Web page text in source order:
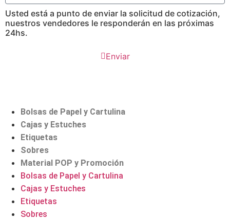
Usted está a punto de enviar la solicitud de cotización,
nuestros vendedores le responderán en las próximas
24hs.
Enviar
Bolsas de Papel y Cartulina
Cajas y Estuches
Etiquetas
Sobres
Material POP y Promoción
Bolsas de Papel y Cartulina
Cajas y Estuches
Etiquetas
Sobres